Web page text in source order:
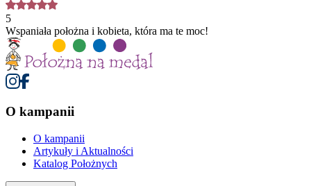
5
Wspaniała położna i kobieta, która ma te moc!
O kampanii
O kampanii
Artykuły i Aktualności
Katalog Położnych